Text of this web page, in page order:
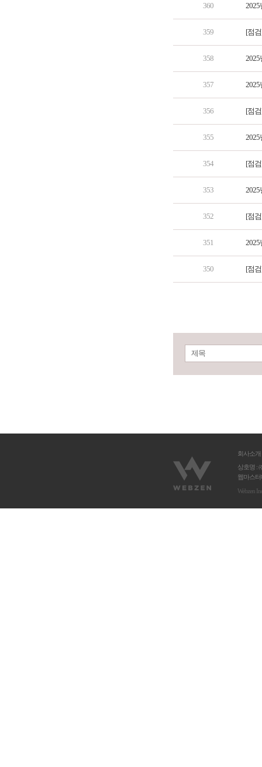
360 2025
359 [점
358 2025
357 2025
356 [점
355 2025
354 [점
353 2025
352 [점
351 2025
350 [점
제목
회사소개
상호명 :
웹마스
Webzen